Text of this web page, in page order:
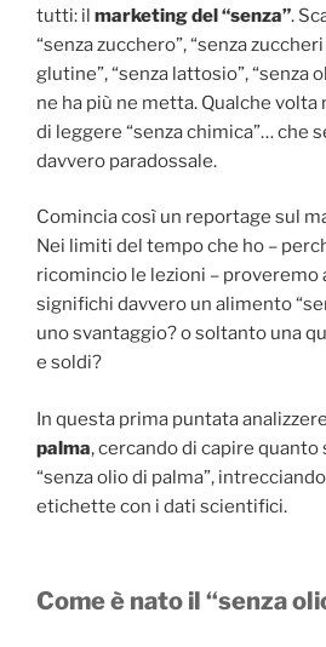
tutti: il marketing del “senza”.
“senza zucchero”, “senza
glutine”, “senza lattosio”, “senza
ne ha più ne metta. Qualche
di leggere “senza chimica”… che
davvero paradossale.
Comincia così un reportage sul
Nei limiti del tempo che ho –
ricomincio le lezioni – proveremo
significhi davvero un alimento
uno svantaggio? o soltanto una
e soldi?
In questa prima puntata
palma, cercando di capire
“senza olio di palma”,
etichette con i dati scientifici.
Come è nato il “senza